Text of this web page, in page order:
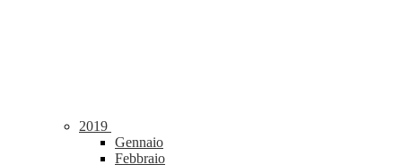
2019
Gennaio
Febbraio